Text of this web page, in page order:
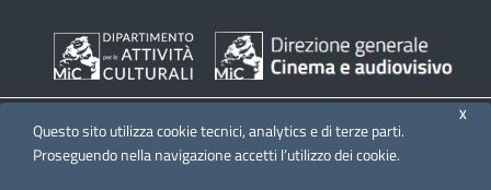
X
Questo sito utilizza cookie tecnici, analytics e di terze parti.
Proseguendo nella navigazione accetti l’utilizzo dei cookie.